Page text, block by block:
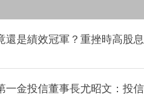
還是績效冠軍？重挫時高股息
一金投信董事長尤昭文：投信